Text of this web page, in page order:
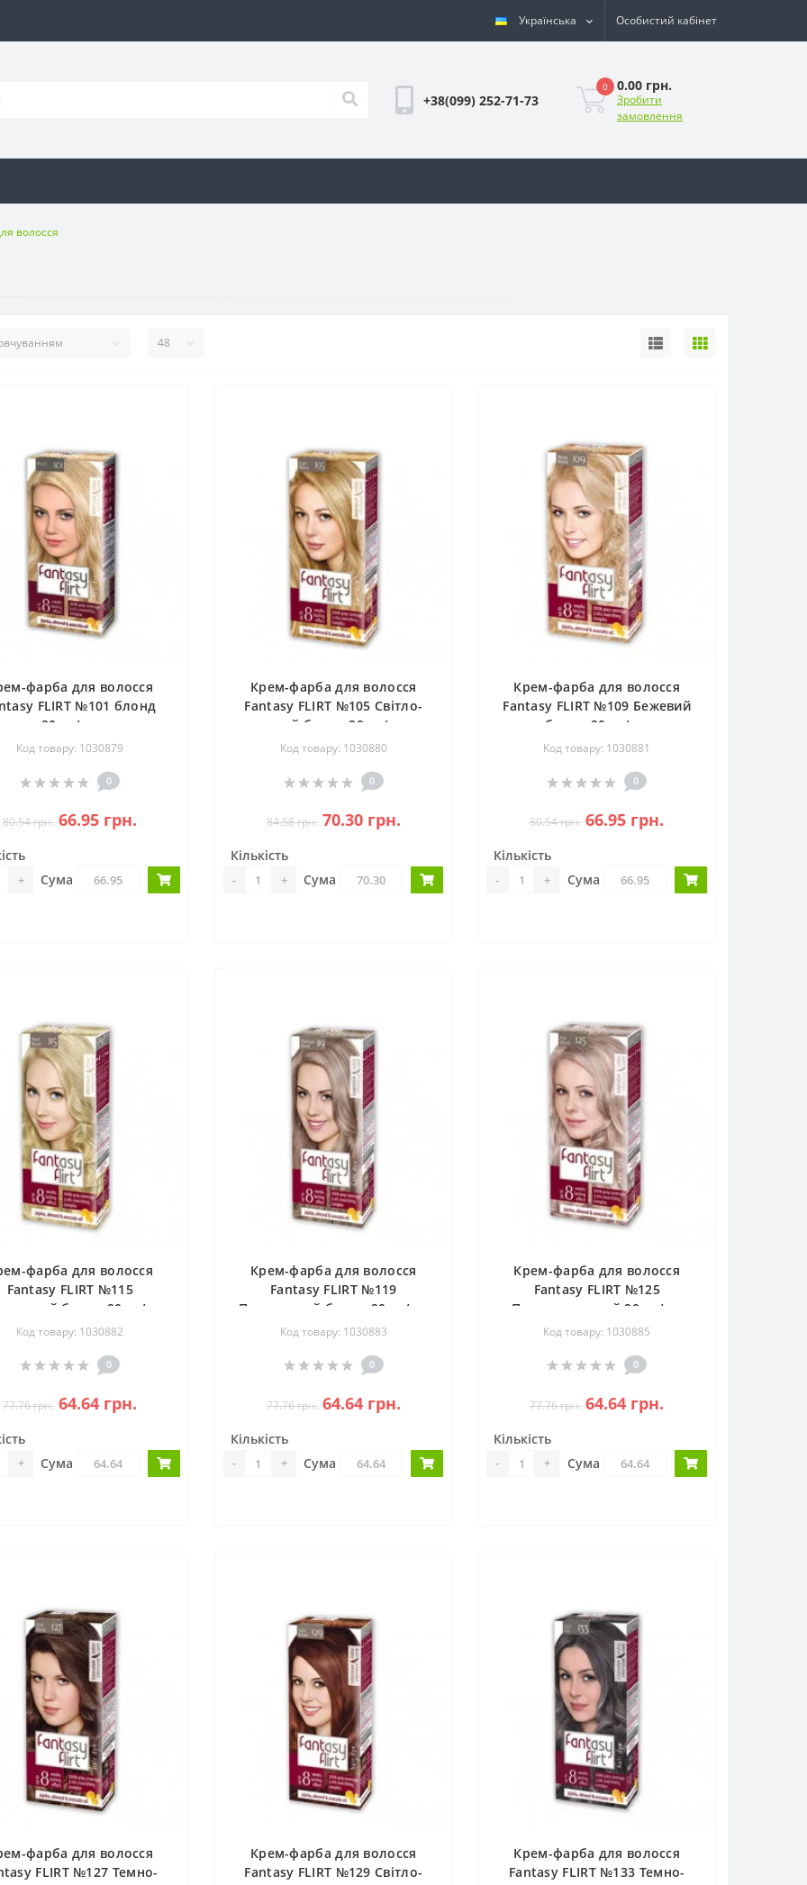
Українська Особистий кабінет
+38(099) 252-71-73
0 0.00 грн.
Зробити
замовлення
волосся
фарба для волосся
FLIRT №101 блонд
20шт/ящ
Код товару: 1030879
0
80.54 грн. 66.95 грн.
+ Сума
Крем-фарба для волосся
Fantasy FLIRT №105 Світло-
русий блонд 20шт/ящ
Код товару: 1030880
0
84.58 грн. 70.30 грн.
Кількість
- + Сума
Крем-фарба для волосся
Fantasy FLIRT №109 Бежевий
блонд 20шт/ящ
Код товару: 1030881
0
80.54 грн. 66.95 грн.
Кількість
- + Сума
фарба для волосся
Fantasy FLIRT №115
блонд 20шт/ящ
Код товару: 1030882
0
77.76 грн. 64.64 грн.
+ Сума
Крем-фарба для волосся
Fantasy FLIRT №119
Платиновый блонд 20шт/ящ
Код товару: 1030883
0
77.76 грн. 64.64 грн.
Кількість
- + Сума
Крем-фарба для волосся
Fantasy FLIRT №125
Пепельно-русий 20шт/ящ
Код товару: 1030885
0
77.76 грн. 64.64 грн.
Кількість
- + Сума
фарба для волосся
FLIRT №127 Темно-
Крем-фарба для волосся
Fantasy FLIRT №129 Світло-
Крем-фарба для волосся
Fantasy FLIRT №133 Темно-